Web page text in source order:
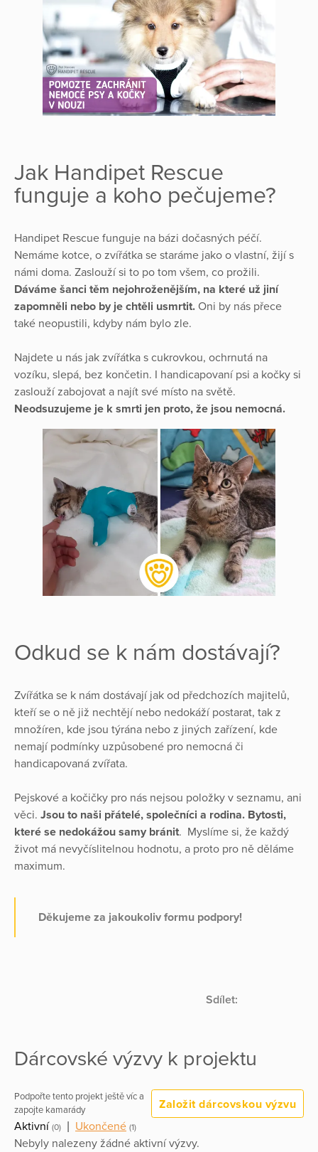
Jak Handipet Rescue
funguje a koho pečujeme?
Handipet Rescue funguje na bázi dočasných péčí.
Nemáme kotce, o zvířátka se staráme jako o vlastní, žijí s
námi doma. Zaslouží si to po tom všem, co prožili.
Dáváme šanci těm nejohroženějším, na které už jiní
zapomněli nebo by je chtěli usmrtit. Oni by nás přece
také neopustili, kdyby nám bylo zle.
Najdete u nás jak zvířátka s cukrovkou, ochrnutá na
vozíku, slepá, bez končetin. I handicapovaní psi a kočky si
zaslouží zabojovat a najít své místo na světě.
Neodsuzujeme je k smrti jen proto, že jsou nemocná.
Odkud se k nám dostávají?
Zvířátka se k nám dostávají jak od předchozích majitelů,
kteří se o ně již nechtějí nebo nedokáží postarat, tak z
množíren, kde jsou týrána nebo z jiných zařízení, kde
nemají podmínky uzpůsobené pro nemocná či
handicapovaná zvířata.
Pejskové a kočičky pro nás nejsou položky v seznamu, ani
věci. Jsou to naši přátelé, společníci a rodina. Bytosti,
které se nedokážou samy bránit. Myslíme si, že každý
život má nevyčíslitelnou hodnotu, a proto pro ně děláme
maximum.
Děkujeme za jakoukoliv formu podpory!
Sdílet:
Dárcovské výzvy k projektu
Podpořte tento projekt ještě víc a
zapojte kamarády
Založit dárcovskou výzvu
Aktivní (0) | Ukončené (1)
Nebyly nalezeny žádné aktivní výzvy.